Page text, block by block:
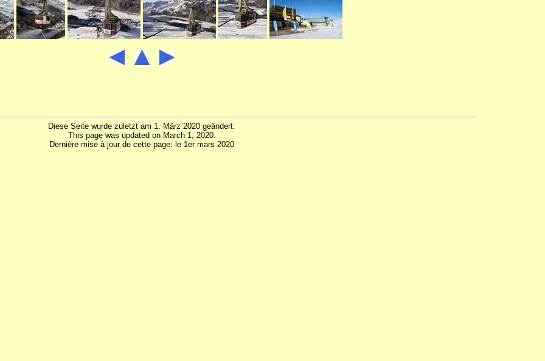
Diese Seite wurde zuletzt am 1. März 2020 geändert.
This page was updated on March 1, 2020.
Dernière mise à jour de cette page: le 1er mars 2020